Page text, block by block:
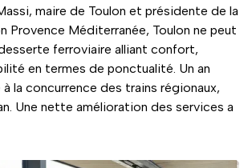
maire de Toulon et présidente de la
Provence Méditerranée, Toulon ne peut
ferroviaire alliant confort,
en termes de ponctualité. Un an
à la concurrence des trains régionaux,
Une nette amélioration des services a